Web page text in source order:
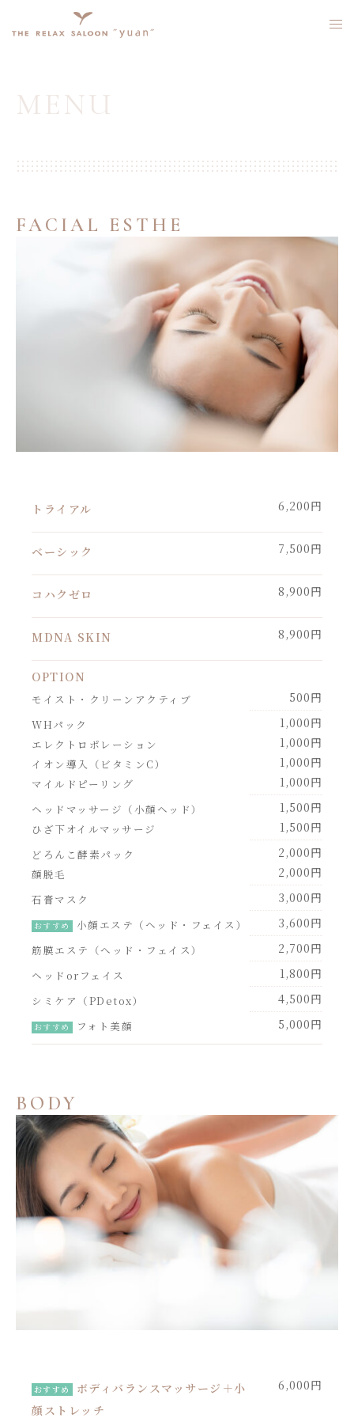
ト
MENU
FACIAL ESTHE
トライアル 6,200円
ベーシック 7,500円
コハクゼロ 8,900円
MDNA SKIN 8,900円
OPTION
モイスト・クリーンアクティブ 500円
WHパック 1,000円
エレクトロポレーション 1,000円
イオン導入（ビタミンC） 1,000円
マイルドピーリング 1,000円
ヘッドマッサージ（小顔ヘッド） 1,500円
ひざ下オイルマッサージ 1,500円
どろんこ酵素パック 2,000円
顔脱毛 2,000円
石膏マスク 3,000円
おすすめ 小顔エステ（ヘッド・フェイス） 3,600円
筋膜エステ（へッド・フェイス） 2,700円
ヘッドorフェイス 1,800円
シミケア（PDetox） 4,500円
おすすめ フォト美顔 5,000円
BODY
おすすめ
ボディバランスマッサージ＋小
顔ストレッチ
6,000円